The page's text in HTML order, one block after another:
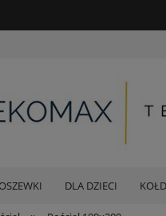
DLA DZIECI